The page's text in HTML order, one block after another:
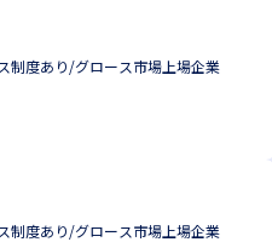
制度あり/グロース市場上場企業
制度あり/グロース市場上場企業